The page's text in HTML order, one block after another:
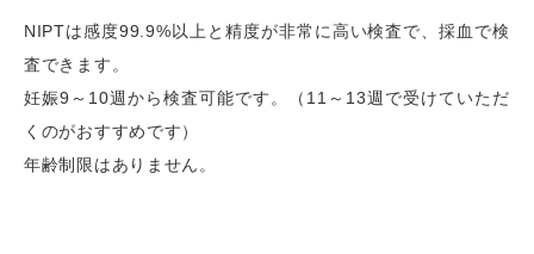
NIPTは感度99.9%以上と精度が非常に高い検査で、採血で検
査できます。
妊娠9～10週から検査可能です。（11～13週で受けていただ
くのがおすすめです）
年齢制限はありません。